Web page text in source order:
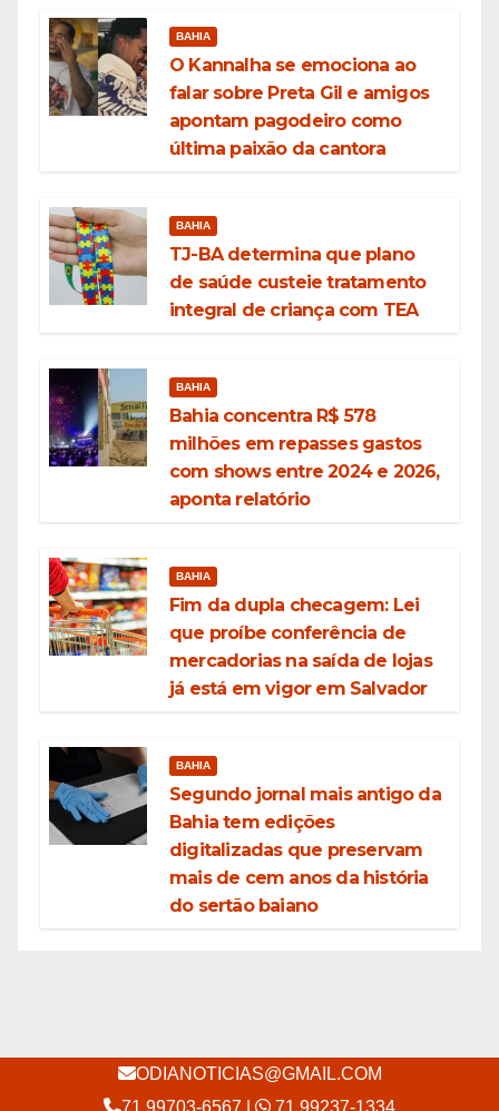
BAHIA
O Kannalha se emociona ao
falar sobre Preta Gil e amigos
apontam pagodeiro como
última paixão da cantora
BAHIA
TJ-BA determina que plano
de saúde custeie tratamento
integral de criança com TEA
BAHIA
Bahia concentra R$ 578
milhões em repasses gastos
com shows entre 2024 e 2026,
aponta relatório
BAHIA
Fim da dupla checagem: Lei
que proíbe conferência de
mercadorias na saída de lojas
já está em vigor em Salvador
BAHIA
Segundo jornal mais antigo da
Bahia tem edições
digitalizadas que preservam
mais de cem anos da história
do sertão baiano
ODIANOTICIAS@GMAIL.COM